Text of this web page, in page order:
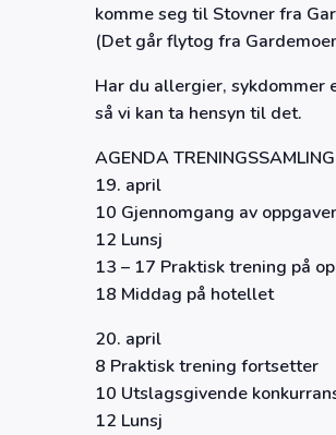
komme seg til Stovner fra
(Det går flytog fra
Har du allergier, sykdommer
så vi kan ta hensyn til det.
AGENDA TRENINGSSAMLING
19. april
10 Gjennomgang av
12 Lunsj
13 – 17 Praktisk trening på
18 Middag på hotellet
20. april
8 Praktisk trening fortsetter
10 Utslagsgivende
12 Lunsj